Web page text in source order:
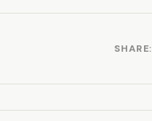
SHARE: